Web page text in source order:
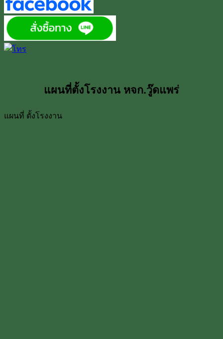
แผนที่ตั้งโรงงาน หจก.วู๊ดแพร่
แผนที่ ตั้งโรงงาน